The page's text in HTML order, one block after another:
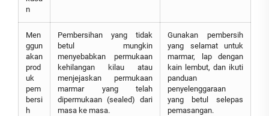
n
Men
ggun
akan
prod
uk
pem
bersi
h
Pembersihan yang tidak
betul mungkin
menyebabkan permukaan
kehilangan kilau atau
menjejaskan permukaan
marmar yang telah
dipermukaan (sealed) dari
masa ke masa.
Gunakan pembersih
yang selamat untuk
marmar, lap dengan
kain lembut, dan ikuti
panduan
penyelenggaraan
yang betul selepas
pemasangan.